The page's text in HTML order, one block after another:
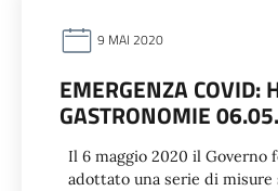
9 MAI 2020
EMERGENZA COVID:
GASTRONOMIE
Il 6 maggio 2020 il Governo
adottato una serie di misure